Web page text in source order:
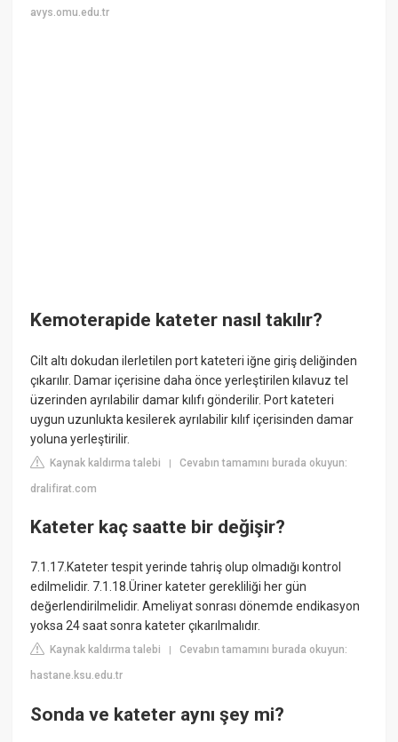
avys.omu.edu.tr
Kemoterapide kateter nasıl takılır?
Cilt altı dokudan ilerletilen port kateteri iğne giriş deliğinden
çıkarılır. Damar içerisine daha önce yerleştirilen kılavuz tel
üzerinden ayrılabilir damar kılıfı gönderilir. Port kateteri
uygun uzunlukta kesilerek ayrılabilir kılıf içerisinden damar
yoluna yerleştirilir.
Kaynak kaldırma talebi |Cevabın tamamını burada okuyun:
dralifirat.com
Kateter kaç saatte bir değişir?
7.1.17.Kateter tespit yerinde tahriş olup olmadığı kontrol
edilmelidir. 7.1.18.Üriner kateter gerekliliği her gün
değerlendirilmelidir. Ameliyat sonrası dönemde endikasyon
yoksa 24 saat sonra kateter çıkarılmalıdır.
Kaynak kaldırma talebi |Cevabın tamamını burada okuyun:
hastane.ksu.edu.tr
Sonda ve kateter aynı şey mi?